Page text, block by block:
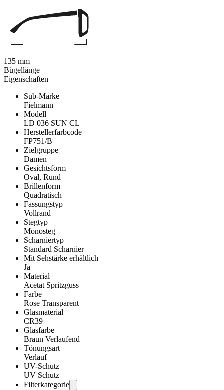
Eigenschaften
Sub-Marke
Fielmann
Modell
LD 036 SUN CL
Herstellerfarbcode
FP751/B
Zielgruppe
Damen
Gesichtsform
Oval, Rund
Brillenform
Quadratisch
Fassungstyp
Vollrand
Stegtyp
Monosteg
Scharniertyp
Standard Scharnier
Mit Sehstärke erhältlich
Ja
Material
Acetat Spritzguss
Farbe
Rose Transparent
Glasmaterial
CR39
Glasfarbe
Braun Verlaufend
Tönungsart
Verlauf
UV-Schutz
UV Schutz
Filterkategorie
135 mm
Bügellänge